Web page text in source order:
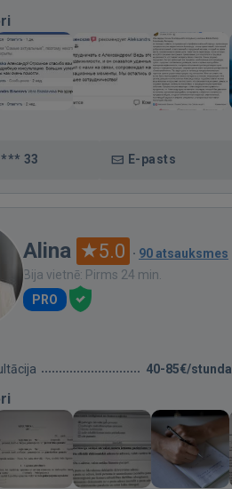
33 E-pasts
Alina 5.0 · 90 atsauksmes
Bija vietnē: Pirms 24 min.
PRO
40-85€/stunda